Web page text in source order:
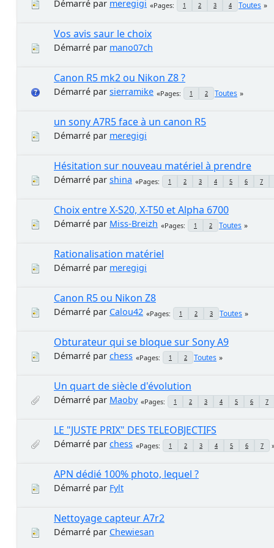
Démarré par meregigi Pages 1 2 3 4 Toutes
Vos avis saur le choix
Démarré par mano07ch
Canon R5 mk2 ou Nikon Z8 ?
Démarré par sierramike Pages 1 2 Toutes
un sony A7R5 face à un canon R5
Démarré par meregigi
Hésitation sur nouveau matériel à prendre
Démarré par shina Pages 1 2 3 4 5 6 7
Choix entre X-S20, X-T50 et Alpha 6700
Démarré par Miss-Breizh Pages 1 2 Toutes
Rationalisation matériel
Démarré par meregigi
Canon R5 ou Nikon Z8
Démarré par Calou42 Pages 1 2 3 Toutes
Obturateur qui se bloque sur Sony A9
Démarré par chess Pages 1 2 Toutes
Un quart de siècle d'évolution
Démarré par Maoby Pages 1 2 3 4 5 6 7
LE "JUSTE PRIX" DES TELEOBJECTIFS
Démarré par chess Pages 1 2 3 4 5 6 7
APN dédié 100% photo, lequel ?
Démarré par Fylt
Nettoyage capteur A7r2
Démarré par Chewiesan